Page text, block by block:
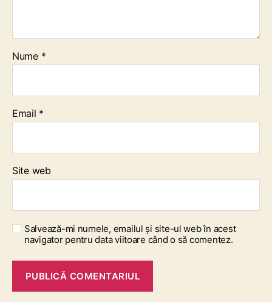
Nume *
Email *
Site web
Salvează-mi numele, emailul și site-ul web în acest
navigator pentru data viitoare când o să comentez.